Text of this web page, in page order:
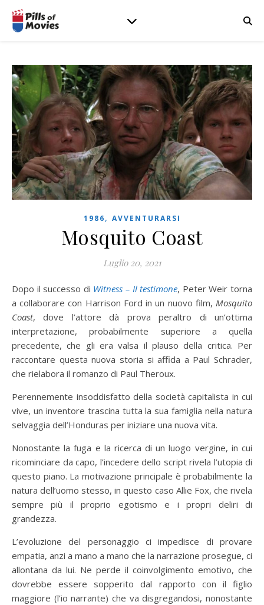
1986, AVVENTURARSI
Mosquito Coast
Luglio 20, 2021
Dopo il successo di Witness – Il testimone, Peter Weir torna
a collaborare con Harrison Ford in un nuovo film, Mosquito
Coast, dove l’attore dà prova peraltro di un’ottima
interpretazione, probabilmente superiore a quella
precedente, che gli era valsa il plauso della critica. Per
raccontare questa nuova storia si affida a Paul Schrader,
che rielabora il romanzo di Paul Theroux.
Perennemente insoddisfatto della società capitalista in cui
vive, un inventore trascina tutta la sua famiglia nella natura
selvaggia dell’Honduras per iniziare una nuova vita.
Nonostante la fuga e la ricerca di un luogo vergine, in cui
ricominciare da capo, l’incedere dello script rivela l’utopia di
questo piano. La motivazione principale è probabilmente la
natura dell’uomo stesso, in questo caso Allie Fox, che rivela
sempre più il proprio egotismo e i propri deliri di
grandezza.
L’evoluzione del personaggio ci impedisce di provare
empatia, anzi a mano a mano che la narrazione prosegue, ci
allontana da lui. Ne perde il coinvolgimento emotivo, che
dovrebbe essere sopperito dal rapporto con il figlio
maggiore (l’io narrante) che va disgregandosi, nonostante